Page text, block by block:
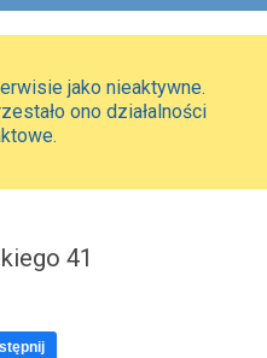
jako nieaktywne.
ono działalności
41